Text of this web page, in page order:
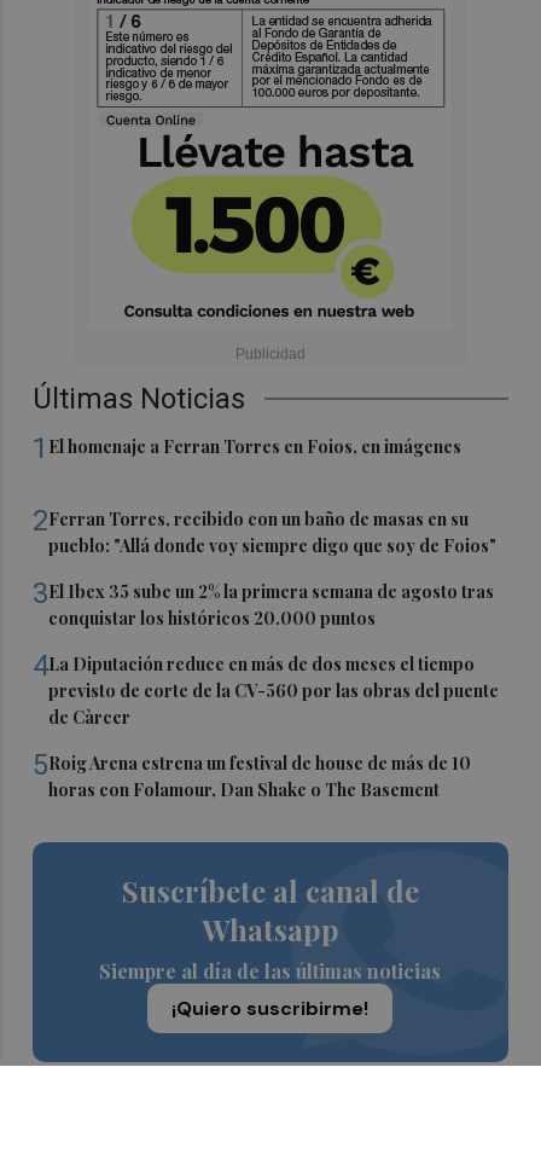
Últimas Noticias
1 El homenaje a Ferran Torres en Foios, en imágenes
2Ferran Torres, recibido con un baño de masas en su
pueblo: "Allá donde voy siempre digo que soy de Foios"
3El Ibex 35 sube un 2% la primera semana de agosto tras
conquistar los históricos 20.000 puntos
4La Diputación reduce en más de dos meses el tiempo
previsto de corte de la CV-560 por las obras del puente
de Càrcer
5Roig Arena estrena un festival de house de más de 10
horas con Folamour, Dan Shake o The Basement
Suscríbete al canal de
Whatsapp
Siempre al día de las últimas noticias
¡Quiero suscribirme!